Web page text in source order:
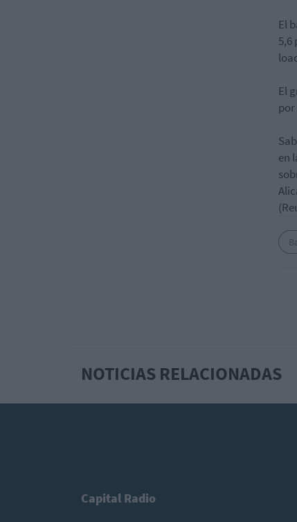
El
5,6
El
en
NOTICIAS RELACIONADAS
Capital Radio